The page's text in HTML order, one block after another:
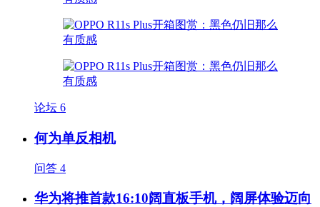
论坛 6
何为单反相机
问答 4
华为将推首款16:10阔直板手机，阔屏体验迈向